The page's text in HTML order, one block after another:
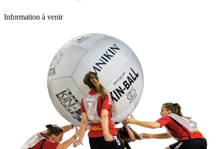
Information à venir